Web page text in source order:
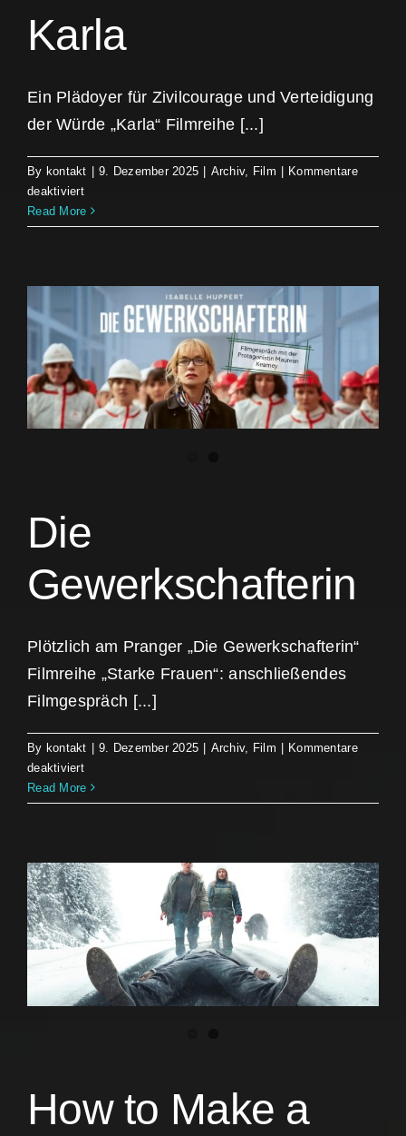
Karla
Ein Plädoyer für Zivilcourage und Verteidigung
der Würde „Karla“ Filmreihe [...]
By kontakt | 9. Dezember 2025 | Archiv, Film | Kommentare
deaktiviertfür
Karla
Read More
Die
Gewerkschafterin
Plötzlich am Pranger „Die Gewerkschafterin“
Filmreihe „Starke Frauen“: anschließendes
Filmgespräch [...]
By kontakt 9. Dezember 2025 Archiv, Film
Kommentare
deaktiviertfür
Die
Gewerkschafterin
Read More
How to Make a